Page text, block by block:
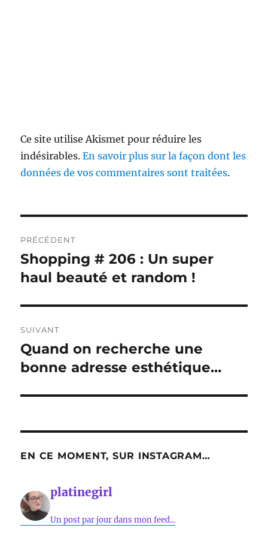
Ce site utilise Akismet pour réduire les
indésirables.En savoir plus sur la façon dont les
données de vos commentaires sont traitées.
de
l’article
PRÉCÉDENT
Publication
précédente :
Shopping # 206 : Un super
haul beauté et random !
SUIVANT
Publication
suivante :
Quand on recherche une
bonne adresse esthétique…
EN CE MOMENT, SUR INSTAGRAM…
platinegirl
Un post par jour dans mon feed...